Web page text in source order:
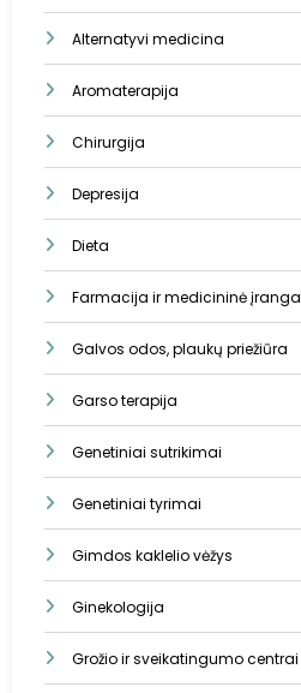
Alternatyvi medicina
Aromaterapija
Chirurgija
Depresija
Dieta
Farmacija ir medicininė įranga
Galvos odos, plaukų priežiūra
Garso terapija
Genetiniai sutrikimai
Genetiniai tyrimai
Gimdos kaklelio vėžys
Ginekologija
Grožio ir sveikatingumo centrai